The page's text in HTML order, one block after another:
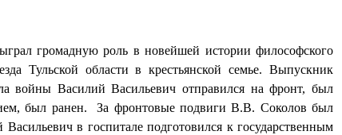
громадную роль в новейшей истории философского
Тульской области в крестьянской семье. Выпускник
войны Василий Васильевич отправился на фронт, был
был ранен.
За фронтовые подвиги В.В. Соколов был
в госпитале подготовился к государственным